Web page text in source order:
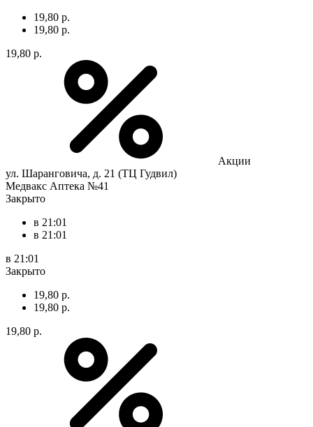
19,80 р.
19,80 р.
19,80 р.
Акции
ул. Шаранговича, д. 21 (ТЦ Гудвил)
Медвакс Аптека №41
Закрыто
в 21:01
в 21:01
в 21:01
Закрыто
19,80 р.
19,80 р.
19,80 р.